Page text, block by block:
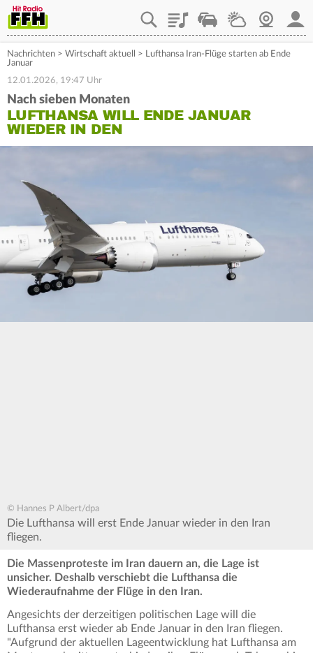
PlaylistStaupilotWetterWebcam
Nachrichten > Wirtschaft aktuell > Lufthansa Iran-Flüge starten ab Ende
Januar
12.01.2026, 19:47 Uhr
Nach sieben Monaten
LUFTHANSA WILL ENDE JANUAR
WIEDER IN DEN
© Hannes P Albert/dpa
Die Lufthansa will erst Ende Januar wieder in den Iran
fliegen.
Die Massenproteste im Iran dauern an, die Lage ist
unsicher. Deshalb verschiebt die Lufthansa die
Wiederaufnahme der Flüge in den Iran.
Angesichts der derzeitigen politischen Lage will die
Lufthansa erst wieder ab Ende Januar in den Iran fliegen.
"Aufgrund der aktuellen Lageentwicklung hat Lufthansa am